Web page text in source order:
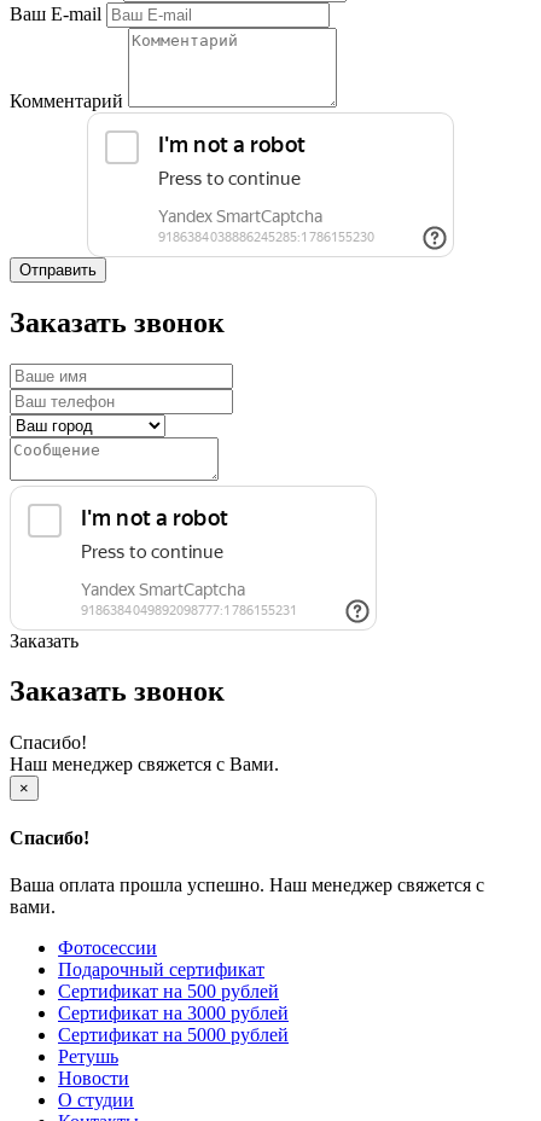
Ваш E-mail
Комментарий
Отправить
Заказать звонок
Заказать
Заказать звонок
Спасибо!
Наш менеджер свяжется с Вами.
×
Спасибо!
Ваша оплата прошла успешно. Наш менеджер свяжется с
вами.
Фотосессии
Подарочный сертификат
Сертификат на 500 рублей
Сертификат на 3000 рублей
Сертификат на 5000 рублей
Ретушь
Новости
О студии